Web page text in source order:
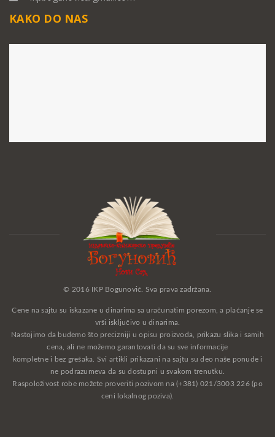
KAKO DO NAS
© 2016 IKP Bogunović. Sva prava zadržana.
Cene na sajtu su iskazane u dinarima sa uračunatim porezom, a plaćanje se
vrši isključivo u dinarima.
Nastojimo da budemo što precizniji u opisu proizvoda, prikazu slika i samih
cena, ali ne možemo garantovati da su sve informacije
kompletne i bez grešaka. Svi artikli prikazani na sajtu su deo naše ponude i
ne podrazumeva da su dostupni u svakom trenutku.
Raspoloživost robe možete proveriti pozivom na (+381) 021/3003 226 (po
ceni lokalnog poziva).